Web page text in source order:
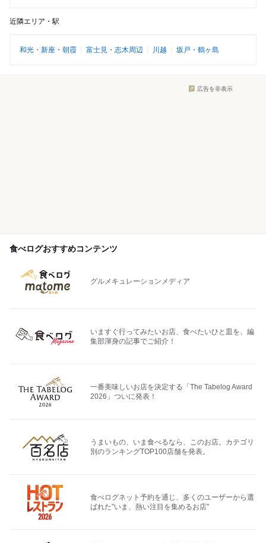
近隣エリア・駅
和光・新座・朝霞 富士見・志木周辺 川越 坂戸・鶴ヶ島
広告を非表示
食べログおすすめコンテンツ
グルメキュレーションメディア
いますぐ行ってみたいお店、食べたいひと皿を、編
集部渾身の記事でご紹介！
一番美味しいお店を決定する「The Tabelog Award
2026」ついに発表！
うまいもの、いま食べるなら、このお店。カテゴリ
別のランキングTOP100店舗を発表。
食べログネット予約を通じ、多くのユーザーから選
ばれた"いま、熱い注目を集めるお店"